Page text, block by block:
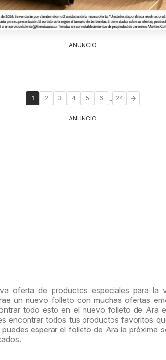
ANUNCIO
1 2 3 4 5 6 ... 24
ANUNCIO
oferta de productos especiales para la
un nuevo folleto con muchas ofertas
todo esto en el nuevo folleto de Ara
encontrar todos tus productos favoritos
esperar el folleto de Ara la próxima